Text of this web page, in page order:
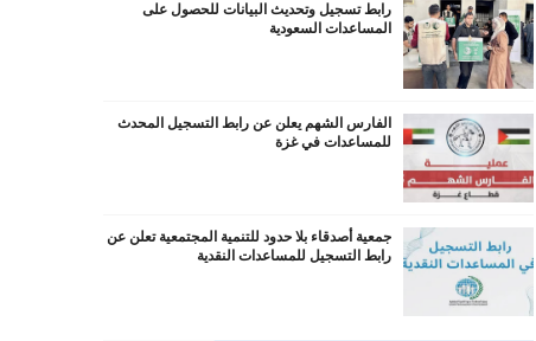
رابط تسجيل وتحديث البيانات للحصول على
المساعدات السعودية
الفارس الشهم يعلن عن رابط التسجيل المحدث
للمساعدات في غزة
جمعية أصدقاء بلا حدود للتنمية المجتمعية تعلن عن
رابط التسجيل للمساعدات النقدية